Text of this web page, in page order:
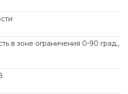
в зоне ограничения 0-90 град.,